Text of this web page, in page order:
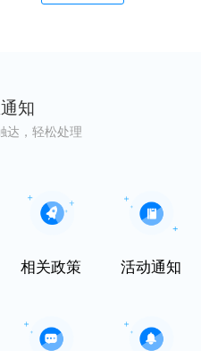
知
达，轻松处理
相关政策 活动通知